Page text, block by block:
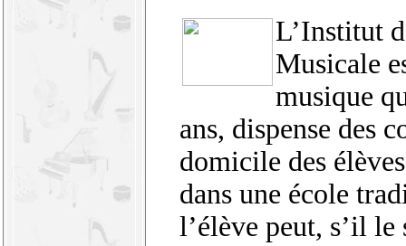
L’Institut
Musicale
musique
ans, dispense des
domicile des
dans une école
l’élève peut, s’il